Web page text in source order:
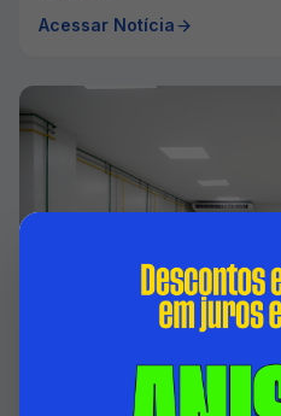
Acessar Notícia